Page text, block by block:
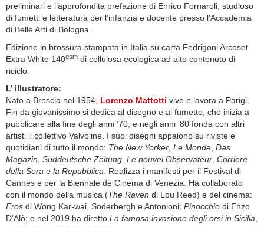
preliminari e l’approfondita prefazione di Enrico Fornaroli, studioso
di fumetti e letteratura per l’infanzia e docente presso l’Accademia
di Belle Arti di Bologna.
Edizione in brossura stampata in Italia su carta Fedrigoni Arcoset
Extra White 140gsm di cellulosa ecologica ad alto contenuto di
riciclo.
L’ illustratore:
Nato a Brescia nel 1954, Lorenzo Mattotti vive e lavora a Parigi.
Fin da giovanissimo si dedica al disegno e al fumetto, che inizia a
pubblicare alla fine degli anni ’70, e negli anni ’80 fonda con altri
artisti il collettivo Valvoline. I suoi disegni appaiono su riviste e
quotidiani di tutto il mondo: The New Yorker, Le Monde, Das
Magazin, Süddeutsche Zeitung, Le nouvel Observateur, Corriere
della Sera e la Repubblica. Realizza i manifesti per il Festival di
Cannes e per la Biennale de Cinema di Venezia. Ha collaborato
con il mondo della musica (The Raven di Lou Reed) e del cinema:
Eros di Wong Kar-wai, Soderbergh e Antonioni; Pinocchio di Enzo
D’Alò; e nel 2019 ha diretto La famosa invasione degli orsi in Sicilia,